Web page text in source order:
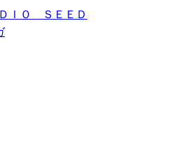
ＩＯ ＳＥＥＤ